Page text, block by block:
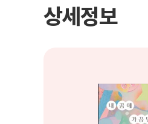
상세정보